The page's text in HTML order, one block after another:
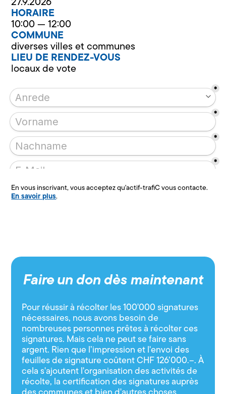
HORAIRE
10:00 — 12:00
COMMUNE
diverses villes et communes
LIEU DE RENDEZ-VOUS
locaux de vote
En vous inscrivant, vous acceptez qu'actif-trafiC vous contacte.
En savoir plus.
Faire un don dès maintenant
Pour réussir à récolter les 100'000 signatures
nécessaires, nous avons besoin de
nombreuses personnes prêtes à récolter ces
signatures. Mais cela ne peut se faire sans
argent. Rien que l’impression et l'envoi des
feuilles de signature coûtent CHF 126’000.–. À
cela s'ajoutent l'organisation des activités de
récolte, la certification des signatures auprès